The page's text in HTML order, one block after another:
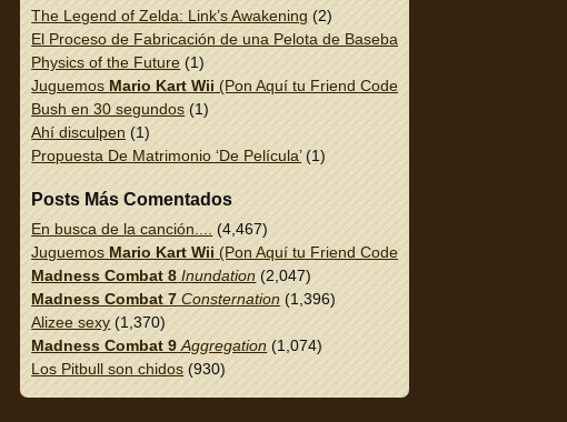
The Legend of Zelda: Link’s Awakening (2)
El Proceso de Fabricación de una Pelota de Baseball
Physics of the Future (1)
Juguemos Mario Kart Wii (Pon Aquí tu Friend Code!)
Bush en 30 segundos (1)
Ahí disculpen (1)
Propuesta De Matrimonio ‘De Película’(1)
Posts Más Comentados
En busca de la canción.... (4,467)
Juguemos Mario Kart Wii (Pon Aquí tu Friend Code!)
Madness Combat 8 Inundation (2,047)
Madness Combat 7 Consternation (1,396)
Alizee sexy (1,370)
Madness Combat 9 Aggregation (1,074)
Los Pitbull son chidos (930)